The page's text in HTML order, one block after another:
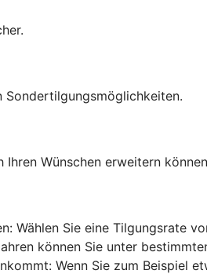
Sondertilgungsmöglichkeiten.
Wünschen erweitern
Wählen Sie eine Tilgungsrate
können Sie unter
Wenn Sie zum Beispiel